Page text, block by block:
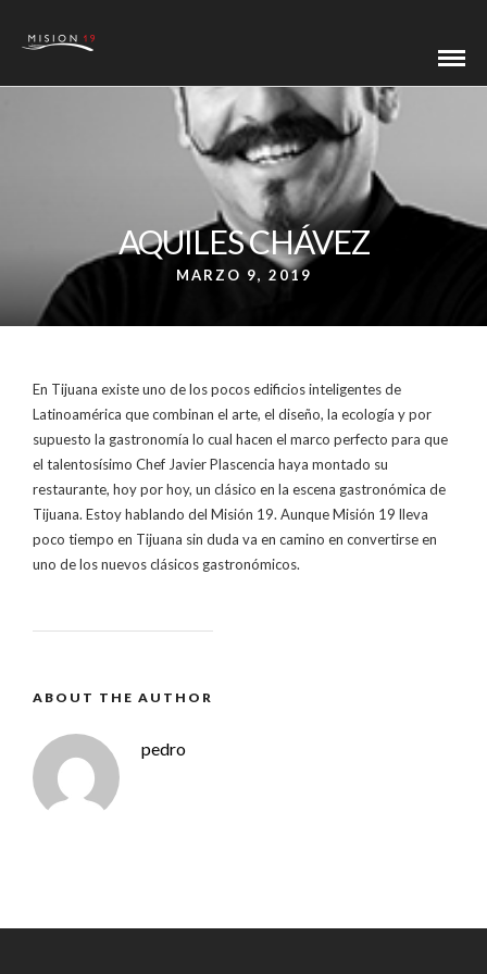
AQUILES CHÁVEZ
MARZO 9, 2019
En Tijuana existe uno de los pocos edificios inteligentes de
Latinoamérica que combinan el arte, el diseño, la ecología y por
supuesto la gastronomía lo cual hacen el marco perfecto para que
el talentosísimo Chef Javier Plascencia haya montado su
restaurante, hoy por hoy, un clásico en la escena gastronómica de
Tijuana. Estoy hablando del Misión 19. Aunque Misión 19 lleva
poco tiempo en Tijuana sin duda va en camino en convertirse en
uno de los nuevos clásicos gastronómicos.
ABOUT THE AUTHOR
pedro